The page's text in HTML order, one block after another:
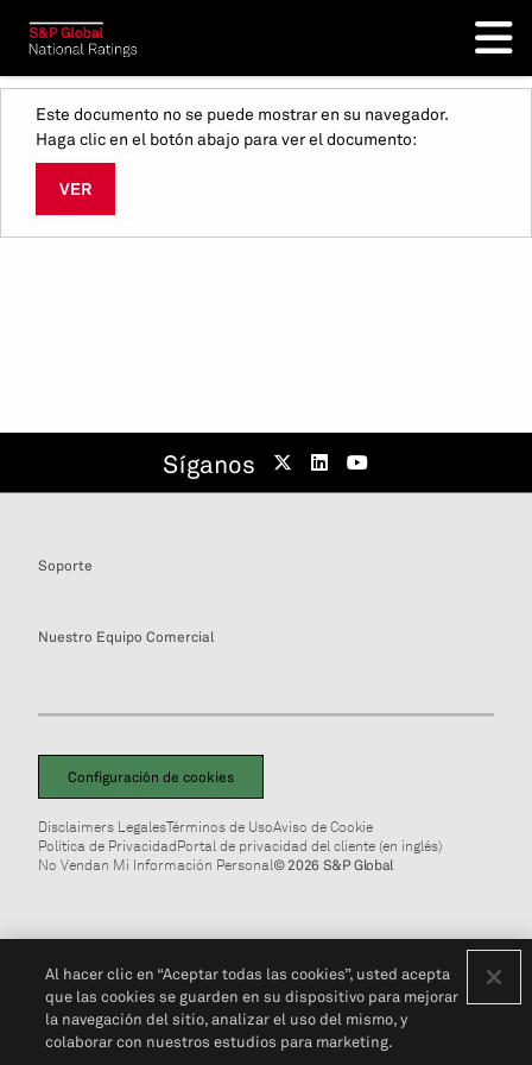
Este documento no se puede mostrar en su navegador.
Haga clic en el botón abajo para ver el documento:
VER
Síganos
Soporte
Nuestro Equipo Comercial
Configuración de cookies
Disclaimers LegalesTérminos de UsoAviso de Cookie
Política de PrivacidadPortal de privacidad del cliente (en inglés)
No Vendan Mi Información Personal© 2026 S&P Global
Al hacer clic en “Aceptar todas las cookies”, usted acepta
que las cookies se guarden en su dispositivo para mejorar
la navegación del sitio, analizar el uso del mismo, y
colaborar con nuestros estudios para marketing.